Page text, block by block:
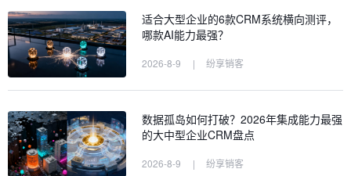
适合大型企业的6款CRM系统横向测评，
哪款AI能力最强？
2026-8-9 | 纷享销客
数据孤岛如何打破？2026年集成能力最强
的大中型企业CRM盘点
2026-8-9 | 纷享销客